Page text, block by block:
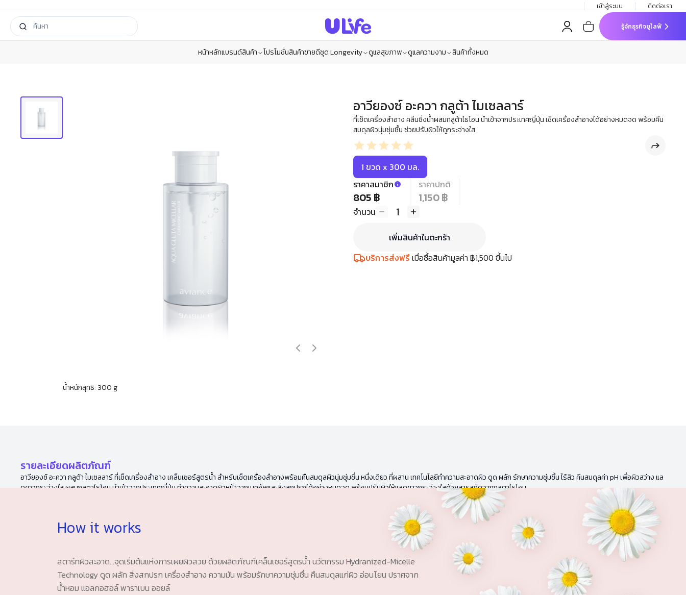
เข้าสู่ระบบ ติดต่อเรา
รู้จักธุรกิจยูไลฟ์
หน้าหลักแบรนด์สินค้า โปรโมชั่นสินค้าขายดีชุด Longevity ดูแลสุขภาพ ดูแลความงาม สินค้าทั้งหมด
น้ำหนักสุทธิ: 300 g
อาวียองซ์ อะควา กลูต้า ไมเซลลาร์
ที่เช็ดเครื่องสำอาง คลีนซิ่งน้ำผสมกลูต้าไธโอน นำเข้าจากประเทศญี่ปุ่น เช็ดเครื่องสำอางได้อย่างหมดจด พร้อมคืน
สมดุลผิวนุ่มชุ่มชื้น ช่วยปรับผิวให้ดูกระจ่างใส
1 ขวด x 300 มล.
ราคาสมาชิก
805 ฿
ราคาปกติ
1,150 ฿
จำนวน 1
เพิ่มสินค้าในตะกร้า
บริการส่งฟรีเมื่อซื้อสินค้ามูลค่า ฿1,500 ขึ้นไป
รายละเอียดผลิตภัณฑ์
อาวียองซ์ อะควา กลูต้า ไมเซลลาร์ ที่เช็ดเครื่องสำอาง เคล็นเซอร์สูตรน้ำ สำหรับเช็ดเครื่องสำอางพร้อมคืนสมดุลผิวนุ่มชุ่มชื่น หนึ่งเดียว ที่ผสาน เทคโนโลยีทำความสะอาดผิว ดูด ผลัก รักษาความชุ่มชื้น ไร้สิว คืนสมดุลค่า pH เพื่อผิวสว่าง แล
ดูขาวกระจ่างใส ผสมกลูตาไธโอน นำเข้าจากประเทศญี่ปุ่น ทำความสะอาดผิวหน้าจากเมคอัพและสิ่งสกปรกได้อย่างหมดจด พร้อมปรับผิวให้แลดูขาวกระจ่างใสด้วยสารสกัดจากกลูตาไธโอน
How it works
สตาร์ทผิวสะอาด...จุดเริ่มต้นแห่งการเผยผิวสวย ด้วยผลิตภัณฑ์เคล็นเซอร์สูตรน้ำ นวัตกรรม Hydranized-Micelle
Technology ดูด ผลัก สิ่งสกปรก เครื่องสำอาง ความมัน พร้อมรักษาความชุ่มชื่น คืนสมดุลแก่ผิว อ่อนโยน ปราศจาก
น้ำหอม แอลกอฮอล์ พาราเบน ออยล์